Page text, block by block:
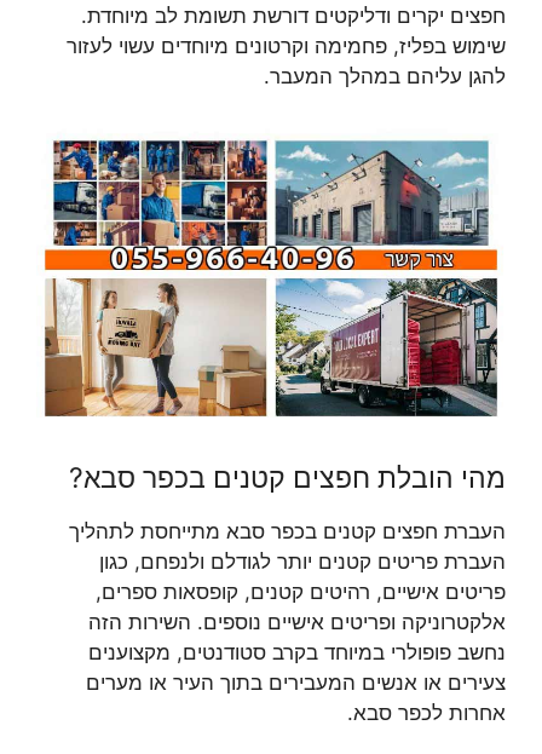
חפצים יקרים ודליקטים דורשת תשומת לב מיוחדת.
שימוש בפליז, פחמימה וקרטונים מיוחדים עשוי לעזור
להגן עליהם במהלך המעבר.
מהי הובלת חפצים קטנים בכפר סבא?
העברת חפצים קטנים בכפר סבא מתייחסת לתהליך
העברת פריטים קטנים יותר לגודלם ולנפחם, כגון
פריטים אישיים, רהיטים קטנים, קופסאות ספרים,
אלקטרוניקה ופריטים אישיים נוספים. השירות הזה
נחשב פופולרי במיוחד בקרב סטודנטים, מקצוענים
צעירים או אנשים המעבירים בתוך העיר או מערים
אחרות לכפר סבא.